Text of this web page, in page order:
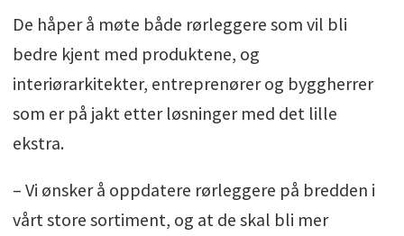
De håper å møte både rørleggere som vil bli
bedre kjent med produktene, og
interiørarkitekter, entreprenører og byggherrer
som er på jakt etter løsninger med det lille
ekstra.
– Vi ønsker å oppdatere rørleggere på bredden i
vårt store sortiment, og at de skal bli mer